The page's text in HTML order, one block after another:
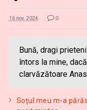
16 nov. 2024 0
Bună, dragi
întors la mine,
clarvăzătoare
Soțul meu m-a